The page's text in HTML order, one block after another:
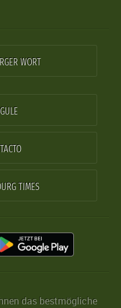
WORT
TIMES
das bestmögliche